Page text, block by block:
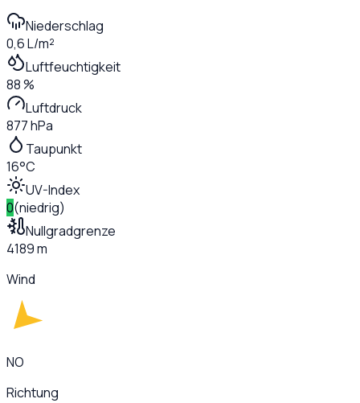
Niederschlag
0,6 L/m²
Luftfeuchtigkeit
88 %
Luftdruck
877 hPa
Taupunkt
16°C
UV-Index
0(niedrig)
Nullgradgrenze
4189 m
Wind
NO
Richtung